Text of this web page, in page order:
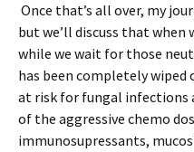
Once that’s all over, my
but we’ll discuss that
while we wait for those
has been completely
at risk for fungal infections
of the aggressive chemo
immunosupressants,